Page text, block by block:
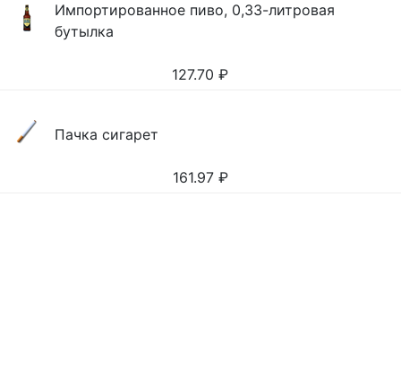
Импортированное пиво, 0,33-литровая
бутылка
127.70 ₽
Пачка сигарет
161.97 ₽